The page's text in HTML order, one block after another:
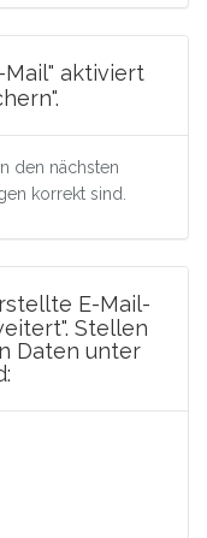
Mail" aktiviert
den nächsten
korrekt sind.
E-Mail-
Stellen
Daten unter